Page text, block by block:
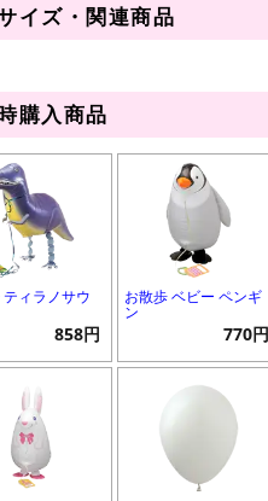
イズ・関連商品
購入商品
ティラノサウ
858円
お散歩 ベビー ペンギ
ン
770円